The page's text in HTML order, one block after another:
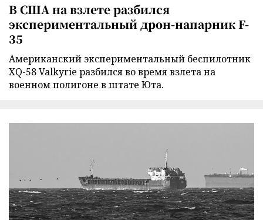
В США на взлете разбился
экспериментальный дрон-напарник F-
35
Американский экспериментальный беспилотник
XQ-58 Valkyrie разбился во время взлета на
военном полигоне в штате Юта.